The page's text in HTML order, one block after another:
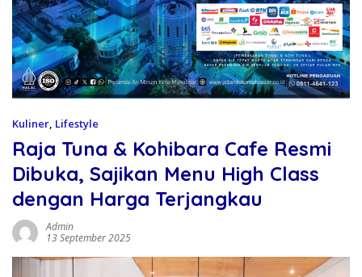
Kuliner, Lifestyle
Raja Tuna & Kohibara Cafe Resmi
Dibuka, Sajikan Menu High Class
dengan Harga Terjangkau
Admin
13 September 2025